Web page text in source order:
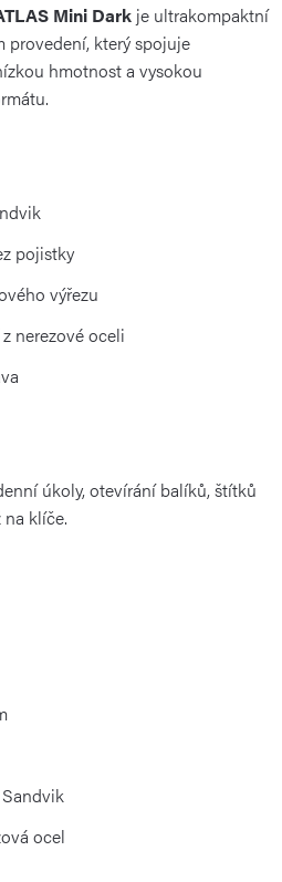
Mini Dark je ultrakompaktní
provedení, který spojuje
hmotnost a vysokou
pojistky
výřezu
nerezové oceli
úkoly, otevírání balíků, štítků
klíče.
ocel